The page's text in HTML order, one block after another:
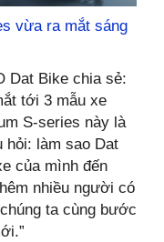
vừa ra mắt sáng
Dat Bike chia sẻ:
tới 3 mẫu xe
S-series này là
hỏi: làm sao Dat
của mình đến
nhiều người có
ta cùng bước